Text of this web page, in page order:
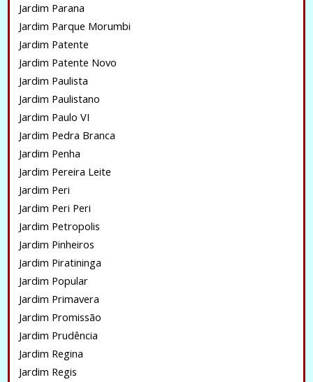
Jardim Parana
Jardim Parque Morumbi
Jardim Patente
Jardim Patente Novo
Jardim Paulista
Jardim Paulistano
Jardim Paulo VI
Jardim Pedra Branca
Jardim Penha
Jardim Pereira Leite
Jardim Peri
Jardim Peri Peri
Jardim Petropolis
Jardim Pinheiros
Jardim Piratininga
Jardim Popular
Jardim Primavera
Jardim Promissão
Jardim Prudência
Jardim Regina
Jardim Regis